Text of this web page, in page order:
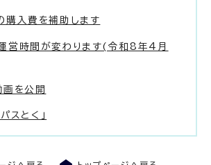
購入費を補助します
営時間が変わります(令和8年4月
を公開
スとく」